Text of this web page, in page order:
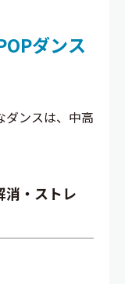
ダンス
ダンスは、中高
消・ストレ